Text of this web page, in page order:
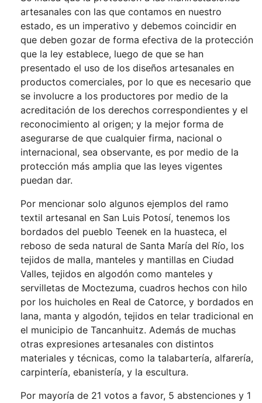
artesanales con las que contamos en nuestro
estado, es un imperativo y debemos coincidir en
que deben gozar de forma efectiva de la protección
que la ley establece, luego de que se han
presentado el uso de los diseños artesanales en
productos comerciales, por lo que es necesario que
se involucre a los productores por medio de la
acreditación de los derechos correspondientes y el
reconocimiento al origen; y la mejor forma de
asegurarse de que cualquier firma, nacional o
internacional, sea observante, es por medio de la
protección más amplia que las leyes vigentes
puedan dar.
Por mencionar solo algunos ejemplos del ramo
textil artesanal en San Luis Potosí, tenemos los
bordados del pueblo Teenek en la huasteca, el
reboso de seda natural de Santa María del Río, los
tejidos de malla, manteles y mantillas en Ciudad
Valles, tejidos en algodón como manteles y
servilletas de Moctezuma, cuadros hechos con hilo
por los huicholes en Real de Catorce, y bordados en
lana, manta y algodón, tejidos en telar tradicional en
el municipio de Tancanhuitz. Además de muchas
otras expresiones artesanales con distintos
materiales y técnicas, como la talabartería, alfarería,
carpintería, ebanistería, y la escultura.
Por mayoría de 21 votos a favor, 5 abstenciones y 1